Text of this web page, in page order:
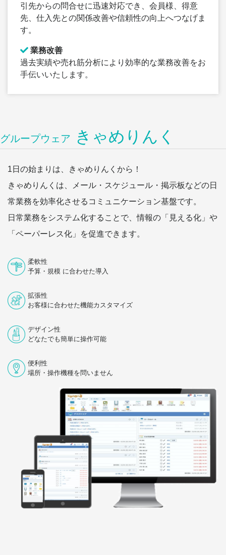
引先からの問合せに迅速対応でき、会員様、得意
先、仕入先との関係改善や信頼性の向上へつなげま
す。
業務改善
過去実績や売れ筋分析により効率的な業務改善をお
手伝いいたします。
グループウェア きゃめりんく
1日の始まりは、きゃめりんくから！
きゃめりんくは、メール・スケジュール・掲示板などの日
常業務を効率化させるコミュニケーション基盤です。
日常業務をシステム化することで、情報の「見える化」や
「ペーパーレス化」を促進できます。
柔軟性
予算・規模 に合わせた導入
拡張性
お客様に合わせた機能カスタマイズ
デザイン性
どなたでも簡単に操作可能
便利性
場所・操作機種を問いません